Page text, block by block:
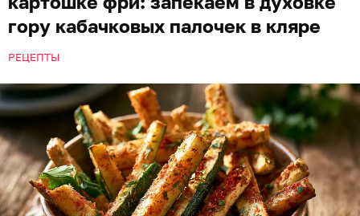
гору кабачковых палочек в кляре
РЕЦЕПТЫ